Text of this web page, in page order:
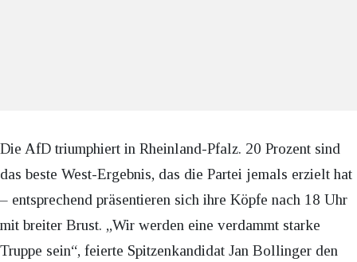
Die AfD triumphiert in Rheinland-Pfalz. 20 Prozent sind
das beste West-Ergebnis, das die Partei jemals erzielt hat
– entsprechend präsentieren sich ihre Köpfe nach 18 Uhr
mit breiter Brust. „Wir werden eine verdammt starke
Truppe sein“, feierte Spitzenkandidat Jan Bollinger den